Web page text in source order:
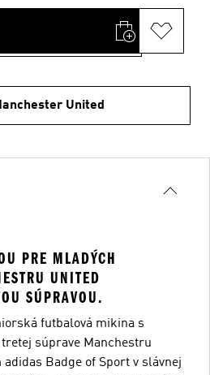
United
PRE MLADÝCH
UNITED
SÚPRAVOU.
futbalová mikina s
súprave Manchestru
Badge of Sport v slávnej